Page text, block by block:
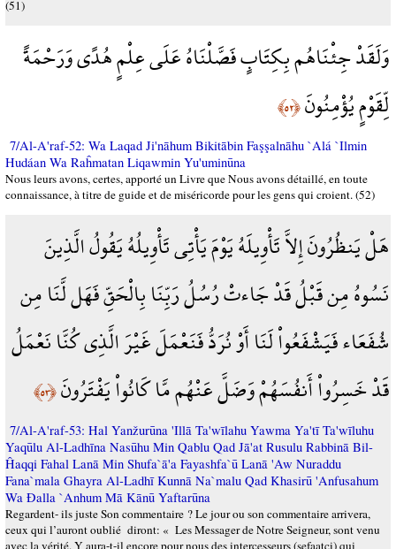
(51)
وَلَقَدْ جِئْنَاهُم بِكِتَابٍ فَصَّلْنَاهُ عَلَى عِلْمٍ هُدًى وَرَحْمَةً
لِّقَوْمٍ يُؤْمِنُونَ﴿٥٢﴾
7/Al-A'raf-52: Wa Laqad Ji'nāhum Bikitābin Faşşalnāhu `Alá `Ilmin
Hudáan Wa Raĥmatan Liqawmin Yu'uminūna
Nous leurs avons, certes, apporté un Livre que Nous avons détaillé, en toute
connaissance, à titre de guide et de miséricorde pour les gens qui croient. (52)
هَلْ يَنظُرُونَ إِلاَّ تَأْوِيلَهُ يَوْمَ يَأْتِي تَأْوِيلُهُ يَقُولُ الَّذِينَ
نَسُوهُ مِن قَبْلُ قَدْ جَاءتْ رُسُلُ رَبِّنَا بِالْحَقِّ فَهَل لَّنَا مِن
شُفَعَاء فَيَشْفَعُواْ لَنَا أَوْ نُرَدُّ فَنَعْمَلَ غَيْرَ الَّذِي كُنَّا نَعْمَلُ
قَدْ خَسِرُواْ أَنفُسَهُمْ وَضَلَّ عَنْهُم مَّا كَانُواْ يَفْتَرُونَ﴿٥٣﴾
7/Al-A'raf-53: Hal Yanžurūna 'Illā Ta'wīlahu Yawma Ya'tī Ta'wīluhu
Yaqūlu Al-Ladhīna Nasūhu Min Qablu Qad Jā'at Rusulu Rabbinā Bil-
Ĥaqqi Fahal Lanā Min Shufa`ā'a Fayashfa`ū Lanā 'Aw Nuraddu
Fana`mala Ghayra Al-Ladhī Kunnā Na`malu Qad Khasirū 'Anfusahum
Wa Đalla `Anhum Mā Kānū Yaftarūna
Regardent- ils juste Son commentaire ? Le jour ou son commentaire arrivera,
ceux qui l’auront oublié diront: « Les Messager de Notre Seigneur, sont venu
avec la vérité. Y aura-t-il encore pour nous des intercesseurs (sefaatçi) qui